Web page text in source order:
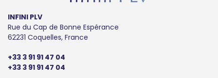
INFINI PLV
Rue du Cap de Bonne Espérance
62231 Coquelles, France
+33 3 91 91 47 04
+33 3 91 91 47 04